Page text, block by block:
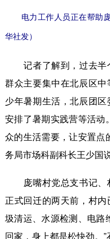
电力工作人员正在帮助庞
华社发）
记者了解到，过去半
群众主要集中在北辰区
少年暑期生活，北辰团
安排了暑期实践营等活动
众的生活需要，让安置点
务局市场科副科长王少国说
庞嘴村党总支书记、
正式回迁的两天前，村
圾清运、水源检测、电路
回家，身上都是松快劲。”